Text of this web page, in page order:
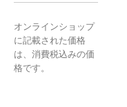
オンラインショップ
に記載された価格
は、消費税込みの価
格です。